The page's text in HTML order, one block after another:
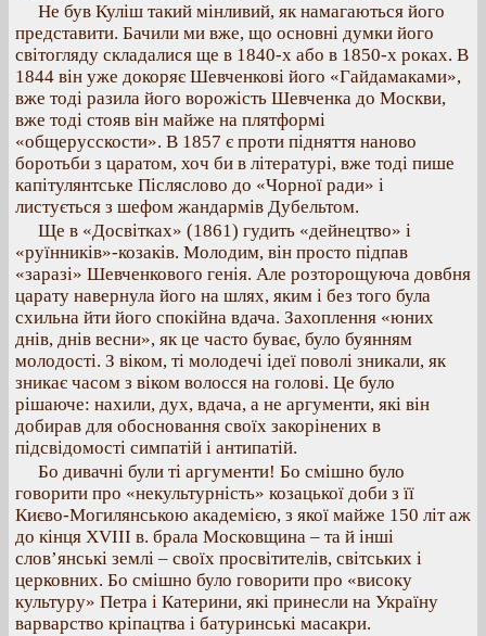
Не був Куліш такий мінливий, як намагаються його
представити. Бачили ми вже, що основні думки його
світогляду складалися ще в 1840-х або в 1850-х роках. В
1844 він уже докоряє Шевченкові його «Гайдамаками»,
вже тоді разила його ворожість Шевченка до Москви,
вже тоді стояв він майже на плятформі
«общерусскости». В 1857 є проти підняття наново
боротьби з царатом, хоч би в літературі, вже тоді пише
капітулянтське Післяслово до «Чорної ради» і
листується з шефом жандармів Дубельтом.
Ще в «Досвітках» (1861) гудить «дейнецтво» і
«руїнників»-козаків. Молодим, він просто підпав
«заразі» Шевченкового генія. Але розторощуюча довбня
царату навернула його на шлях, яким і без того була
схильна йти його спокійна вдача. Захоплення «юних
днів, днів весни», як це часто буває, було буянням
молодості. З віком, ті молодечі ідеї поволі зникали, як
зникає часом з віком волосся на голові. Це було
рішаюче: нахили, дух, вдача, а не аргументи, які він
добирав для обосновання своїх закорінених в
підсвідомості симпатій і антипатій.
Бо дивачні були ті аргументи! Бо смішно було
говорити про «некультурність» козацької доби з її
Києво-Могилянською академією, з якої майже 150 літ аж
до кінця XVIII в. брала Московщина – та й інші
слов’янські землі – своїх просвітителів, світських і
церковних. Бо смішно було говорити про «високу
культуру» Петра і Катерини, які принесли на Україну
варварство кріпацтва і батуринські масакри.